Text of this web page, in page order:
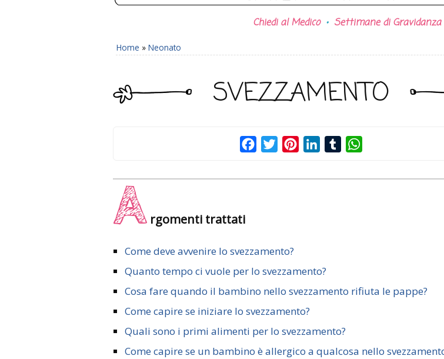
Chiedi al Medico Settimane di Gravidanza
Home » Neonato
SVEZZAMENTO
FacebookTwitterPinterestLinkedInTumblr
A rgomenti trattati
Come deve avvenire lo svezzamento?
Quanto tempo ci vuole per lo svezzamento?
Cosa fare quando il bambino nello svezzamento rifiuta le pappe?
Come capire se iniziare lo svezzamento?
Quali sono i primi alimenti per lo svezzamento?
Come capire se un bambino è allergico a qualcosa nello